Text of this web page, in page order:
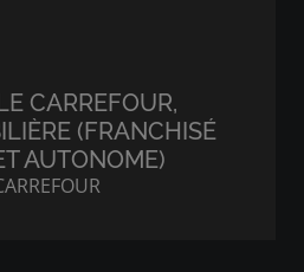
CARREFOUR,
(FRANCHISÉ
AUTONOME)